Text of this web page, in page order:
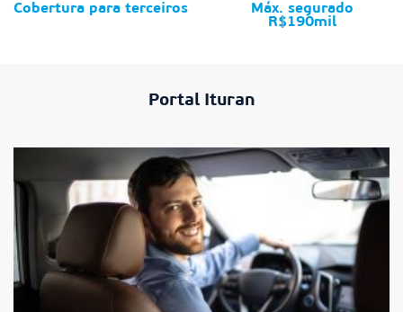
Cobertura para terceiros
Máx. segurado
R$190mil
Portal Ituran